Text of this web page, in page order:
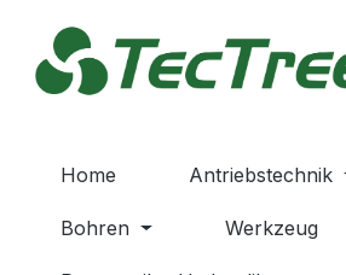
Hauptinhalt springen
Zur Suche springen
Zur Hauptnavigation springen
Home Antriebstechnik
Bohren Werkzeug